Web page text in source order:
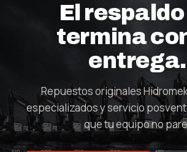
El
termina
entrega.
Repuestos originales
especializados y servicio
que tu equipo no